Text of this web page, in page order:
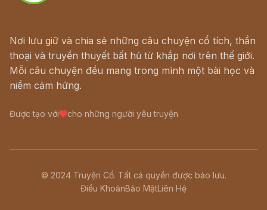
Nơi lưu giữ và chia sẻ những câu chuyện cổ tích, thần
thoại và truyền thuyết bất hủ từ khắp nơi trên thế giới.
Mỗi câu chuyện đều mang trong mình một bài học và
niềm cảm hứng.
Được tạo với cho những người yêu truyện
© 2024 Truyện Cổ. Tất cả quyền được bảo lưu.
Điều KhoảnBảo MậtLiên Hệ